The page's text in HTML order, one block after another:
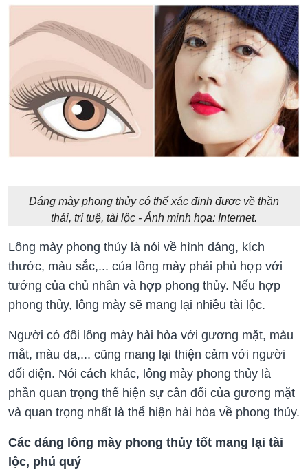
Dáng mày phong thủy có thể xác định được về thần
thái, trí tuệ, tài lộc - Ảnh minh họa: Internet.
Lông mày phong thủy là nói về hình dáng, kích
thước, màu sắc,... của lông mày phải phù hợp với
tướng của chủ nhân và hợp phong thủy. Nếu hợp
phong thủy, lông mày sẽ mang lại nhiều tài lộc.
Người có đôi lông mày hài hòa với gương mặt, màu
mắt, màu da,... cũng mang lại thiện cảm với người
đối diện. Nói cách khác, lông mày phong thủy là
phần quan trọng thể hiện sự cân đối của gương mặt
và quan trọng nhất là thể hiện hài hòa về phong thủy.
Các dáng lông mày phong thủy tốt mang lại tài
lộc, phú quý